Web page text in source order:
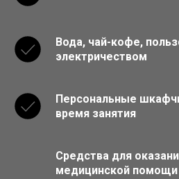
Вода, чай-кофе,
электричеством
Персональные
время занятия
Средства для
медицинской помощи